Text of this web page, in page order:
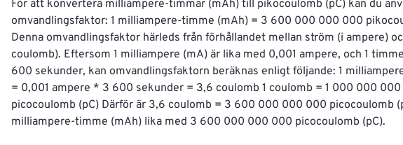
För att konvertera milliampere-timmar (mAh) till pikocoulomb (pC) kan du
omvandlingsfaktor: 1 milliampere-timme (mAh) = 3 600 000 000 000
Denna omvandlingsfaktor härleds från förhållandet mellan ström (i ampere)
coulomb). Eftersom 1 milliampere (mA) är lika med 0,001 ampere, och 1
600 sekunder, kan omvandlingsfaktorn beräknas enligt följande: 1
= 0,001 ampere * 3 600 sekunder = 3,6 coulomb 1 coulomb = 1 000 000
picocoulomb (pC) Därför är 3,6 coulomb = 3 600 000 000 000 picocoulomb
milliampere-timme (mAh) lika med 3 600 000 000 000 picocoulomb (pC).